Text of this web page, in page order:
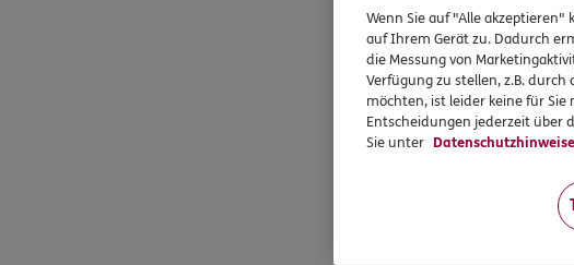
Wenn Sie auf "Alle akzeptieren"
auf Ihrem Gerät zu. Dadurch
die Messung von
Verfügung zu stellen, z.B. durch
möchten, ist leider keine für
Entscheidungen jederzeit über
Sie unter Datenschutzhinweise